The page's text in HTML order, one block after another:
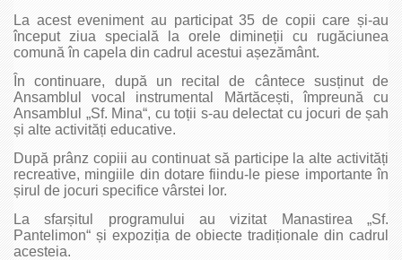
La acest eveniment au participat 35 de copii care și-au
început ziua specială la orele dimineții cu rugăciunea
comună în capela din cadrul acestui așezământ.
În continuare, după un recital de cântece susținut de
Ansamblul vocal instrumental Mărtăcești, împreună cu
Ansamblul „Sf. Mina“, cu toții s-au delectat cu jocuri de șah
și alte activități educative.
După prânz copiii au continuat să participe la alte activități
recreative, mingiile din dotare fiindu-le piese importante în
șirul de jocuri specifice vârstei lor.
La sfarșitul programului au vizitat Manastirea „Sf.
Pantelimon“ și expoziția de obiecte tradiționale din cadrul
acesteia.